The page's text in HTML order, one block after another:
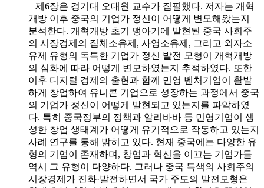
제6장은 경기대 오대원 교수가 집필했다. 저자는 개혁
개방 이후 중국의 기업가 정신이 어떻게 변모해왔는지
분석한다. 개혁개방 초기 맹아기에 발현된 중국 사회주
의 시장경제의 집체소유제, 사영소유제, 그리고 외자소
유제 유형의 독특한 기업가 정신 발전 모형이 개혁개방
의 심화에 따라 어떻게 변모하였는지 추적하였다. 또한
이후 디지털 경제의 출현과 함께 민영 벤처기업이 활발
하게 창업하여 유니콘 기업으로 성장하는 과정에서 중국
의 기업가 정신이 어떻게 발현되고 있는지를 파악하였
다. 특히 중국정부의 정책과 알리바바 등 민영기업이 생
성한 창업 생태계가 어떻게 유기적으로 작동하고 있는지
사례 연구를 통해 밝히고 있다. 현재 중국에는 다양한 유
형의 기업이 존재하며, 창업과 혁신을 이끄는 기업가들
역시 그 유형이 다양하다. 그러나 중국 특색의 사회주의
시장경제가 진화·발전하면서 국가 주도의 발전모형은